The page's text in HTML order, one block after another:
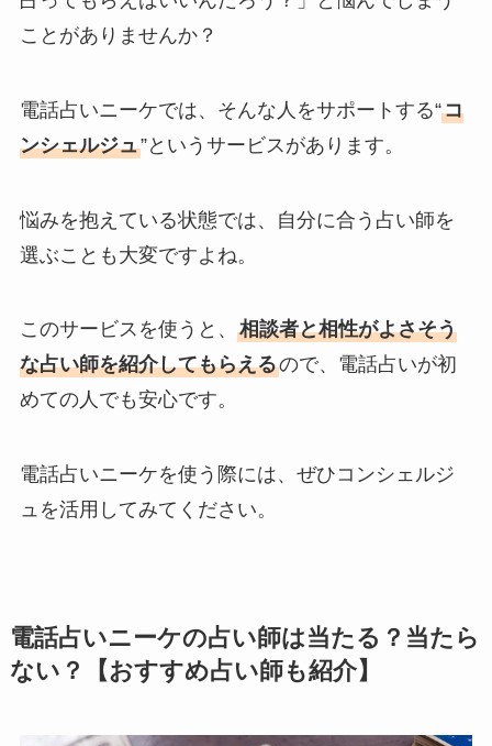
ことがありませんか？
電話占いニーケでは、そんな人をサポートする“コ
ンシェルジュ”というサービスがあります。
悩みを抱えている状態では、自分に合う占い師を
選ぶことも大変ですよね。
このサービスを使うと、 相談者と相性がよさそう
な占い師を紹介してもらえるので、電話占いが初
めての人でも安心です。
電話占いニーケを使う際には、ぜひコンシェルジ
ュを活用してみてください。
電話占いニーケの占い師は当たる？当たら
ない？【おすすめ占い師も紹介】